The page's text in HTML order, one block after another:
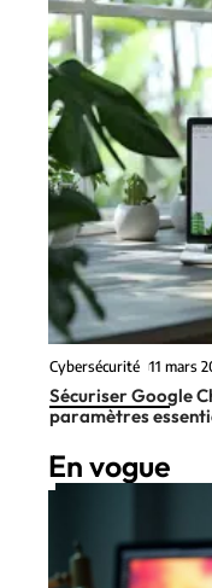
Cybersécurité 11 mars
Sécuriser Google
paramètres
En vogue